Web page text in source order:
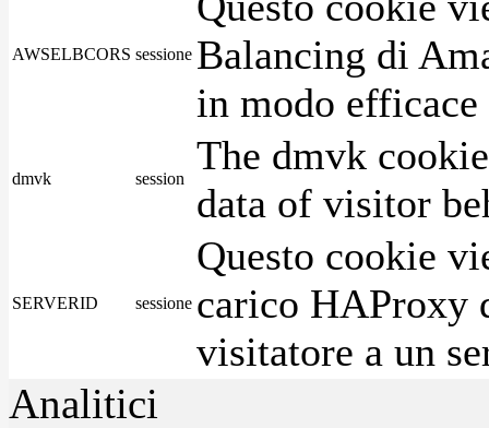
AWSELBCORS sessione Balancing di
in modo
dmvk session
The dmvk
data of visitor
SERVERID sessione
Questo cookie
carico HAProxy
visitatore a un
Analitici